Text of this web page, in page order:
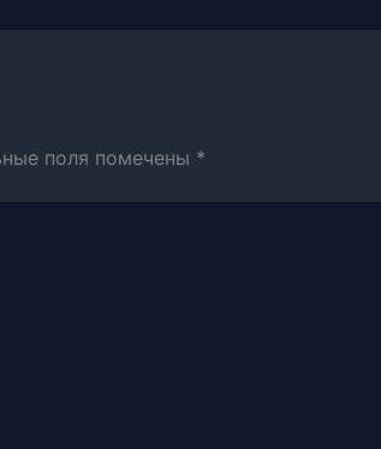
поля помечены *